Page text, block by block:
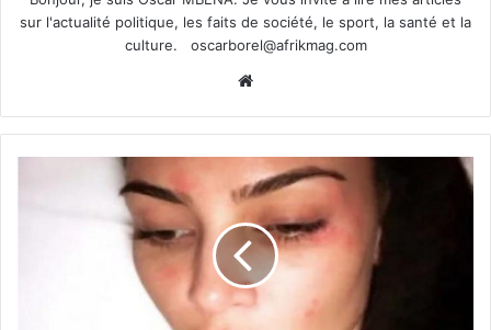
sur l'actualité politique, les faits de société, le sport, la santé et la
culture. oscarborel@afrikmag.com